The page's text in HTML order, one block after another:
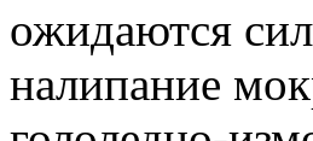
ожидаются
налипание